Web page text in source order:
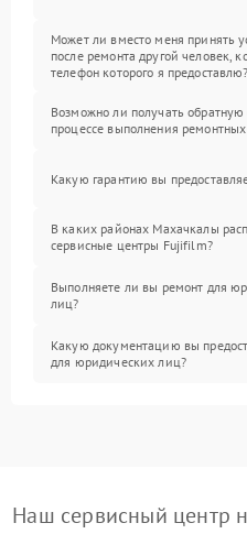
Может ли вместо меня принять
после ремонта другой человек,
телефон которого я предоставлю?
Возможно ли получать обратную
процессе выполнения ремонтных
Какую гарантию вы
В каких районах Махачкалы
сервисные центры Fujifilm?
Выполняете ли вы ремонт для
лиц?
Какую документацию вы
для юридических лиц?
Наш сервисный центр